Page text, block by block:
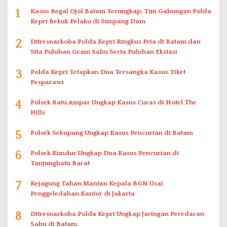
1
Kasus Begal Ojol Batam Terungkap, Tim Gabungan Polda
Kepri Bekuk Pelaku di Simpang Dam
2
Ditresnarkoba Polda Kepri Ringkus Pria di Batam dan
Sita Puluhan Gram Sabu Serta Puluhan Ekstasi
3
Polda Kepri Tetapkan Dua Tersangka Kasus Tiket
Pesparawi
4
Polsek Batu Ampar Ungkap Kasus Curas di Hotel The
Hills
5 Polsek Sekupang Ungkap Kasus Pencurian di Batam
6
Polsek Kundur Ungkap Dua Kasus Pencurian di
Tanjungbatu Barat
7
Kejagung Tahan Mantan Kepala BGN Usai
Penggeledahan Kantor di Jakarta
8
Ditresnarkoba Polda Kepri Ungkap Jaringan Peredaran
Sabu di Batam